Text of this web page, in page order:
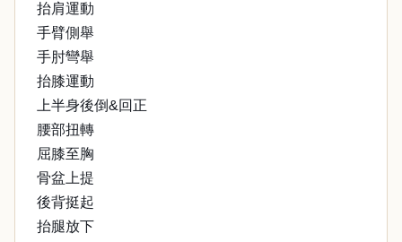
抬肩運動
手臂側舉
手肘彎舉
抬膝運動
上半身後倒&回正
腰部扭轉
屈膝至胸
骨盆上提
後背挺起
抬腿放下